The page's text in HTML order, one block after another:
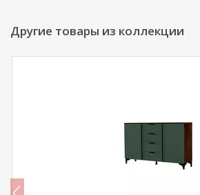
Другие товары из коллекции